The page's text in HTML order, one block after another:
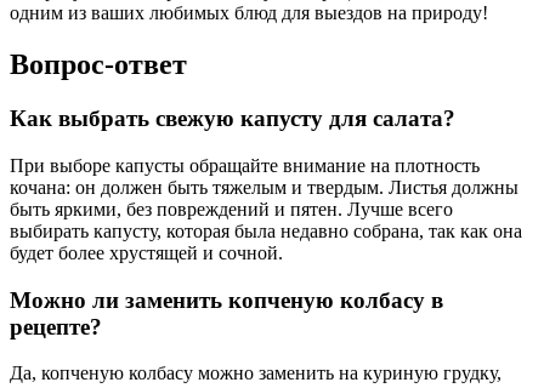
одним из ваших любимых блюд для выездов на природу!
Вопрос-ответ
Как выбрать свежую капусту для салата?
При выборе капусты обращайте внимание на плотность
кочана: он должен быть тяжелым и твердым. Листья должны
быть яркими, без повреждений и пятен. Лучше всего
выбирать капусту, которая была недавно собрана, так как она
будет более хрустящей и сочной.
Можно ли заменить копченую колбасу в
рецепте?
Да, копченую колбасу можно заменить на куриную грудку,